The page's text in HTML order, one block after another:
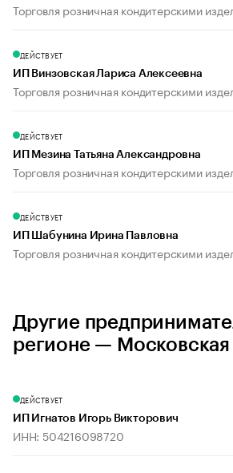
Торговля розничная кондитерскими
ДЕЙСТВУЕТ
ИП Винзовская Лариса Алексеевна
Торговля розничная кондитерскими
ДЕЙСТВУЕТ
ИП Мезина Татьяна Александровна
Торговля розничная кондитерскими
ДЕЙСТВУЕТ
ИП Шабунина Ирина Павловна
Торговля розничная кондитерскими
Другие
регионе — Московская
ДЕЙСТВУЕТ
ИП Игнатов Игорь Викторович
ИНН: 504216098720